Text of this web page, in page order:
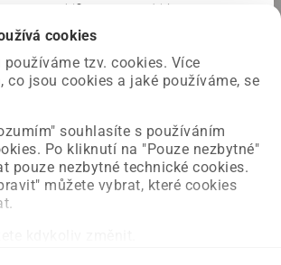
cookies
používáme tzv. cookies. Více
co jsou cookies a jaké používáme, se
souhlasíte s používáním
Po kliknutí na "Pouze nezbytné"
pouze nezbytné technické cookies.
můžete vybrat, které cookies
na naší straně a už ji opravujeme.
znovu načíst požadovanou stránku.
stránku Úvodní strana